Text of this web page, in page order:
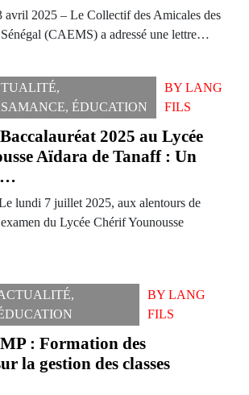
avril 2025 – Le Collectif des Amicales des
(CAEMS) a adressé une lettre…
,
,ÉDUCATION
BY LANG
FILS
2025 au Lycée
Aïdara de Tanaff : Un
…
lundi 7 juillet 2025, aux alentours de
du Lycée Chérif Younousse
,
BYLANG
FILS
: Formation des
la gestion des classes